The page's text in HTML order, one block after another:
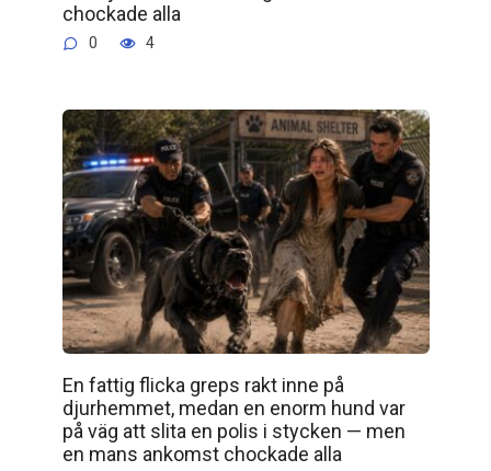
chockade alla
0 4
En fattig flicka greps rakt inne på
djurhemmet, medan en enorm hund var
på väg att slita en polis i stycken — men
en mans ankomst chockade alla